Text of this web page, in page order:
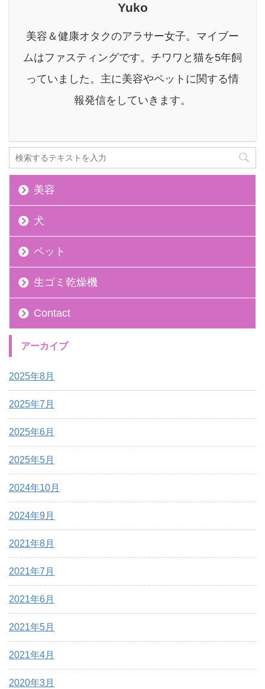
かもしれません。 本記事
では、マウスウォッシュ
を詳しく解説し、それぞ
れの特徴や効果、使用方
Yuko
美容＆健康オタクのアラサー女子。マイブー
ムはファスティングです。チワワと猫を5年飼
っていました。主に美容やペットに関する情
報発信をしていきます。
美容
犬
ペット
生ゴミ乾燥機
Contact
アーカイブ
2025年8月
2025年7月
2025年6月
2025年5月
2024年10月
2024年9月
2021年8月
2021年7月
2021年6月
2021年5月
2021年4月
2020年3月